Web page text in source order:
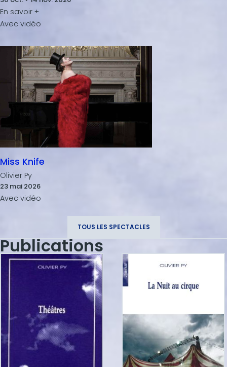
Miss Knife
Olivier Py
23 mai 2026
TOUS LES SPECTACLES
Publications